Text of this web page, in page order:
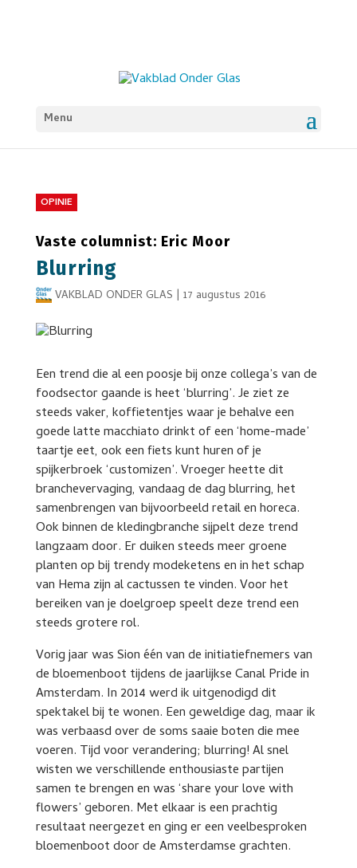
Menu
OPINIE
Vaste columnist: Eric Moor
Blurring
VAKBLAD ONDER GLAS | 17 augustus 2016
Een trend die al een poosje bij onze collega’s van de
foodsector gaande is heet ‘blurring’. Je ziet ze
steeds vaker, koffietentjes waar je behalve een
goede latte macchiato drinkt of een ‘home-made’
taartje eet, ook een fiets kunt huren of je
spijkerbroek ‘customizen’. Vroeger heette dit
branchevervaging, vandaag de dag blurring, het
samenbrengen van bijvoorbeeld retail en horeca.
Ook binnen de kledingbranche sijpelt deze trend
langzaam door. Er duiken steeds meer groene
planten op bij trendy modeketens en in het schap
van Hema zijn al cactussen te vinden. Voor het
bereiken van je doelgroep speelt deze trend een
steeds grotere rol.
Vorig jaar was Sion één van de initiatiefnemers van
de bloemenboot tijdens de jaarlijkse Canal Pride in
Amsterdam. In 2014 werd ik uitgenodigd dit
spektakel bij te wonen. Een geweldige dag, maar ik
was verbaasd over de soms saaie boten die mee
voeren. Tijd voor verandering; blurring! Al snel
wisten we verschillende enthousiaste partijen
samen te brengen en was ‘share your love with
flowers’ geboren. Met elkaar is een prachtig
resultaat neergezet en ging er een veelbesproken
bloemenboot door de Amsterdamse grachten.